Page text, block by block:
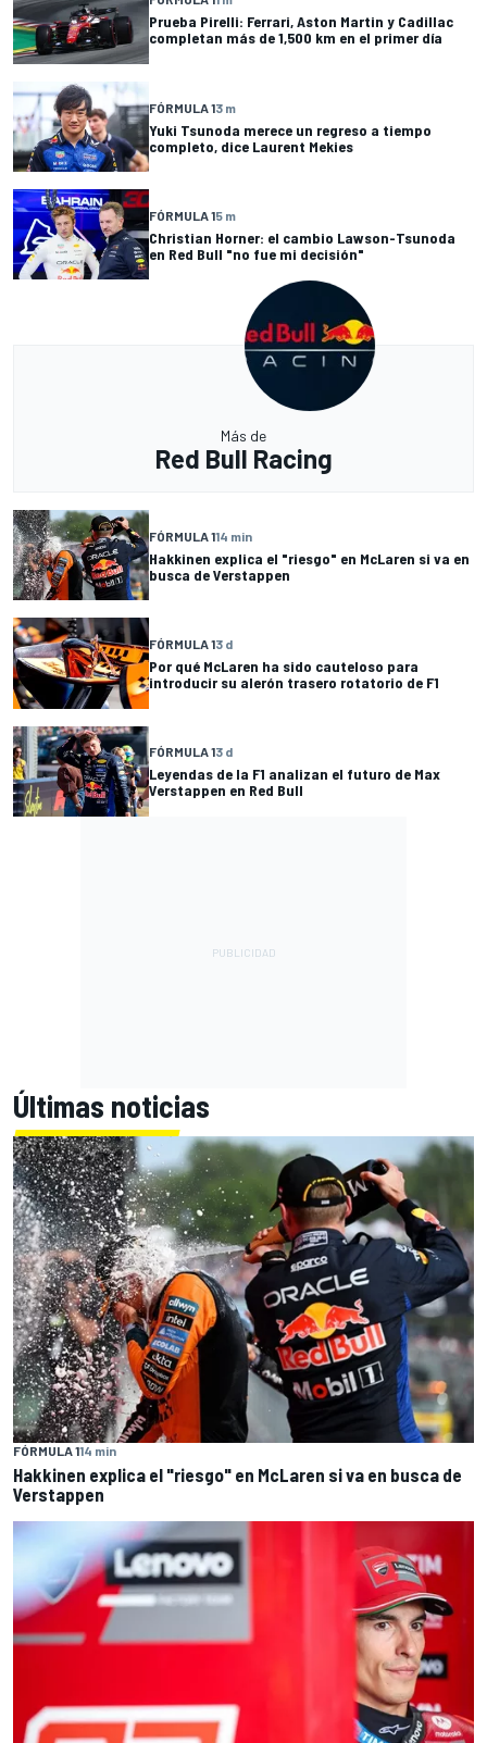
Prueba Pirelli: Ferrari, Aston Martin y Cadillac
completan más de 1,500 km en el primer día
FÓRMULA 13 m
Yuki Tsunoda merece un regreso a tiempo
completo, dice Laurent Mekies
FÓRMULA 15 m
Christian Horner: el cambio Lawson-Tsunoda
en Red Bull "no fue mi decisión"
Más de
Red Bull Racing
FÓRMULA 114 min
Hakkinen explica el "riesgo" en McLaren si va en
busca de Verstappen
FÓRMULA 13 d
Por qué McLaren ha sido cauteloso para
introducir su alerón trasero rotatorio de F1
FÓRMULA 13 d
Leyendas de la F1 analizan el futuro de Max
Verstappen en Red Bull
Últimas noticias
FÓRMULA 114 min
Hakkinen explica el "riesgo" en McLaren si va en busca de
Verstappen